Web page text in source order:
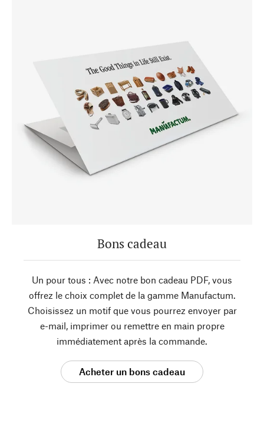
Bons cadeau
Un pour tous : Avec notre bon cadeau PDF, vous
offrez le choix complet de la gamme Manufactum.
Choisissez un motif que vous pourrez envoyer par
e-mail, imprimer ou remettre en main propre
immédiatement après la commande.
Acheter un bons cadeau